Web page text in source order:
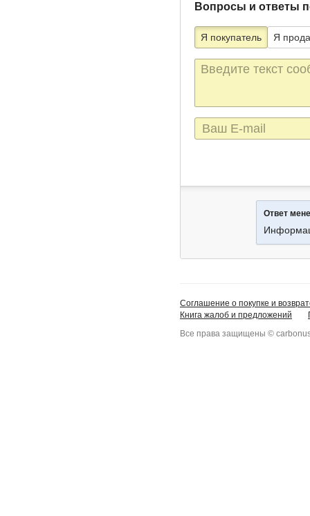
Вопросы и ответы
Я покупатель Я
Текст
сообщения
E-
mail
Ответ
Соглашение о покупке и
Книга жалоб и предложений
Все права защищены ©